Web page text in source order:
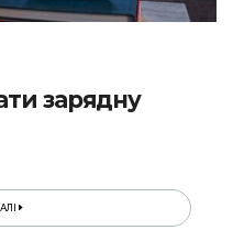
зарядну